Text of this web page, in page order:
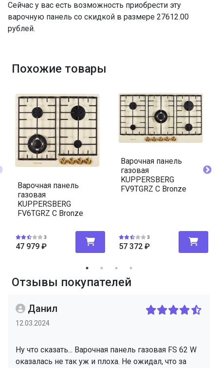
Сейчас у вас есть возможность приобрести эту
варочную панель со скидкой в размере 27612.00
рублей.
Похожие товары
Варочная панель
газовая
KUPPERSBERG
FV6TGRZ C Bronze
3
47 979 ₽
Варочная панель
газовая
KUPPERSBERG
FV9TGRZ C Bronze
3
57 372 ₽
Отзывы покупателей
Данил
12.03.2024
Ну что сказать... Варочная панель газовая FS 62 W
оказалась не так уж и плоха. Не ожидал, что за